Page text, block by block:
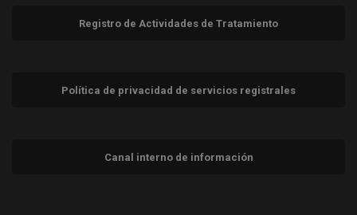
Registro de Actividades de Tratamiento
Política de privacidad de servicios registrales
Canal interno de información